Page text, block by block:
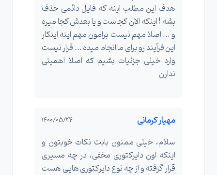
هدف این مطلب اینه که فایل دائمی حذف
بشه ! اینکه الان کجاست و یا بعدش کجا میره
و ... اصلا مهم نیست برامون مهم اینه اینکار
این فرآیند رو برای ما انجام میده ... قرار نیست
وارد خیلی جزئیات بشیم که اصلا اهمیتی
ندارن
مهیار کرمانی 1400/05/24
سلام، خیلی ممنون بابت نکات خوبتون و
اینکه اون دایرکتوری مخفی، در چه مسیری
قرار گرفته و از چه نوع دایرکتوری هایی هست